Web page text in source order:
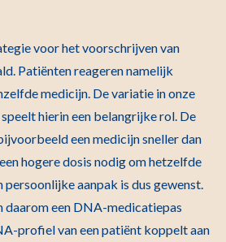
voor het voorschrijven van
Patiënten reageren namelijk
medicijn. De variatie in onze
hierin een belangrijke rol. De
een medicijn sneller dan
hogere dosis nodig om hetzelfde
aanpak is dus gewenst.
daarom een DNA-medicatiepas
profiel van een patiënt koppelt aan